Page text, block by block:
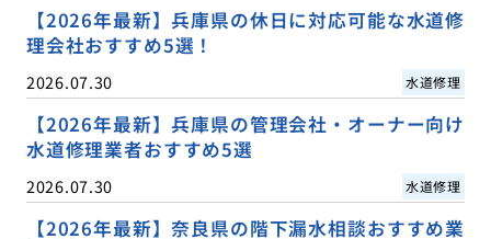
【2026年最新】兵庫県の休日に対応可能な水道修
理会社おすすめ5選！
2026.07.30 水道修理
【2026年最新】兵庫県の管理会社・オーナー向け
水道修理業者おすすめ5選
2026.07.30 水道修理
【2026年最新】奈良県の階下漏水相談おすすめ業